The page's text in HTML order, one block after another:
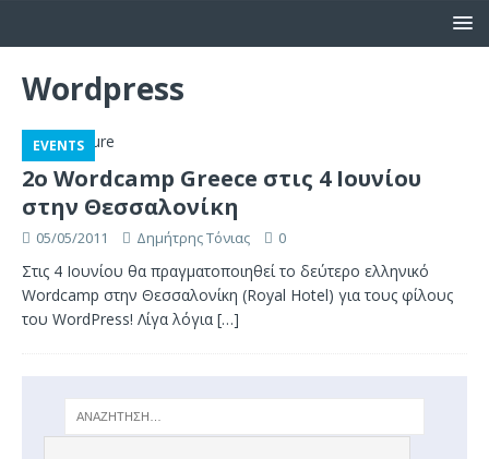
Wordpress
EVENTS
2ο Wordcamp Greece στις 4 Ιουνίου
στην Θεσσαλονίκη
05/05/2011 Δημήτρης Τόνιας 0
Στις 4 Ιουνίου θα πραγματοποιηθεί το δεύτερο ελληνικό
Wordcamp στην Θεσσαλονίκη (Royal Hotel) για τους φίλους
του WordPress! Λίγα λόγια […]